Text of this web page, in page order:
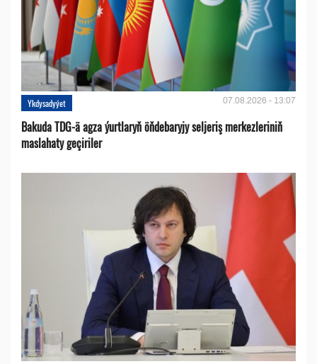
Ykdysadyýet 07.08.2026 - 13:07
Bakuda TDG-ä agza ýurtlaryň öňdebaryjy seljeriş merkezleriniň
maslahaty geçiriler